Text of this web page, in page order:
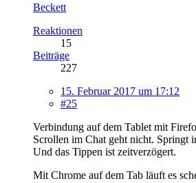
Beckett
Reaktionen
15
Beiträge
227
15. Februar 2017 um 17:12
#25
Verbindung auf dem Tablet mit
Scrollen im Chat geht nicht. Springt
Und das Tippen ist zeitverzögert.
Mit Chrome auf dem Tab läuft es